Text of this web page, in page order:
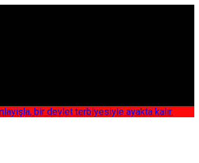
bir devlet terbiyesiyle ayakta kalır.